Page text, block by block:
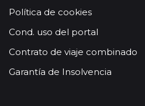
Política de cookies
Cond. uso del portal
Contrato de viaje combinado
Garantía de Insolvencia